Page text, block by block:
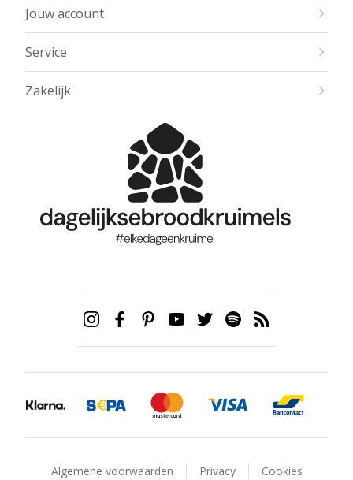
Jouw account
Service
Zakelijk
Algemene voorwaarden Privacy
Cookies